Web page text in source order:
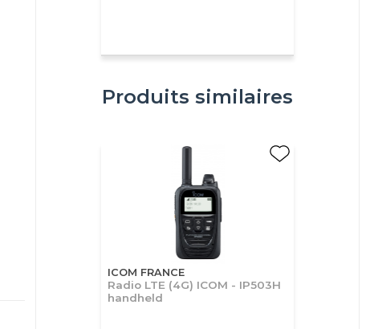
Produits similaires
ICOM FRANCE
Radio LTE (4G) ICOM - IP503H
handheld